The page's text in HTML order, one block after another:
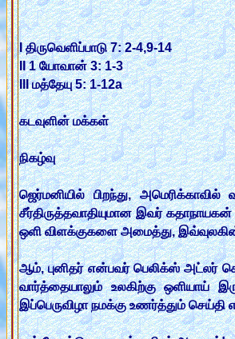
I திருவெளிப்பாடு 7: 2-4,9-14
II 1 யோவான் 3: 1-3
III மத்தேயு 5: 1-12a
கடவுளின் மக்கள்
நிகழ்வு
ஜெர்மனியில் பிறந்து,
சீர்திருத்தவாதியுமான இவர்
ஒளி விளக்குகளை அமைத்து,
ஆம், புனிதர் என்பவர் பெலிக்ஸ் அட்லர்
வார்த்தையாலும் உலகிற்கு ஒளியாய்
இப்பெருவிழா நமக்கு உணர்த்தும்